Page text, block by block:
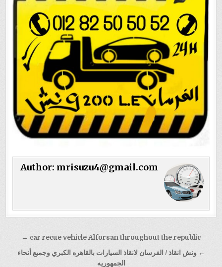
Author: mrisuzu4@gmail.com
تصفّح
المقالات
car recue vehicle Alforsan throughout the republic →
← ونش انقاذ / الفرسان لانقاذ السيارات بالقاهره الكبري وجميع أنحاء
الجمهوريه